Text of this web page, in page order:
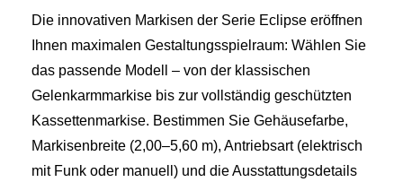
Die innovativen Markisen der Serie Eclipse eröffnen
Ihnen maximalen Gestaltungsspielraum: Wählen Sie
das passende Modell – von der klassischen
Gelenkarmmarkise bis zur vollständig geschützten
Kassettenmarkise. Bestimmen Sie Gehäusefarbe,
Markisenbreite (2,00–5,60 m), Antriebsart (elektrisch
mit Funk oder manuell) und die Ausstattungsdetails